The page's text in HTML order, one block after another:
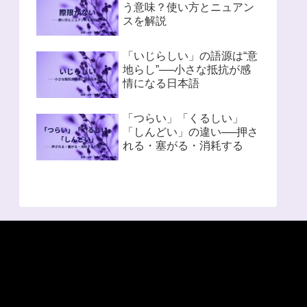
う意味？使い方とニュアン
スを解説
「いじらしい」の語源は“意
地らし”──小さな抵抗が感
情になる日本語
「つらい」「くるしい」
「しんどい」の違い──押さ
れる・塞がる・消耗する